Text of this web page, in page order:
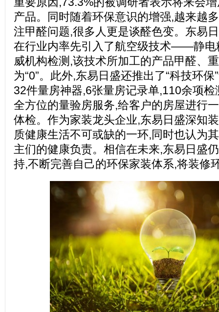
产品。同时随着环保意识的增强,越来越
注甲醛问题,很多人更是谈醛色变。东易
在行业内率先引入了航空级技术——静电
威机构检测,该技术所加工的产品甲醛、
为“0”。此外,东易日盛还推出了“科技环
32件量房神器,6张量房记录单,110余项
全方位的量验房服务,给客户的房屋进行
体检。作为家装龙头企业,东易日盛深知
质健康生活不可或缺的一环,同时也认为
主们的健康负责。相信在未来,东易日盛
持,不断完善自己的环保家装体系,将装修